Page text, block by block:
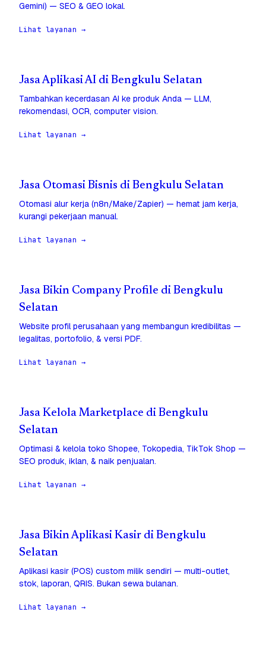
Gemini) — SEO & GEO lokal.
Lihat layanan →
Jasa Aplikasi AI di Bengkulu Selatan
Tambahkan kecerdasan AI ke produk Anda — LLM,
rekomendasi, OCR, computer vision.
Lihat layanan →
Jasa Otomasi Bisnis di Bengkulu Selatan
Otomasi alur kerja (n8n/Make/Zapier) — hemat jam kerja,
kurangi pekerjaan manual.
Lihat layanan →
Jasa Bikin Company Profile di Bengkulu
Selatan
Website profil perusahaan yang membangun kredibilitas —
legalitas, portofolio, & versi PDF.
Lihat layanan →
Jasa Kelola Marketplace di Bengkulu
Selatan
Optimasi & kelola toko Shopee, Tokopedia, TikTok Shop —
SEO produk, iklan, & naik penjualan.
Lihat layanan →
Jasa Bikin Aplikasi Kasir di Bengkulu
Selatan
Aplikasi kasir (POS) custom milik sendiri — multi-outlet,
stok, laporan, QRIS. Bukan sewa bulanan.
Lihat layanan →